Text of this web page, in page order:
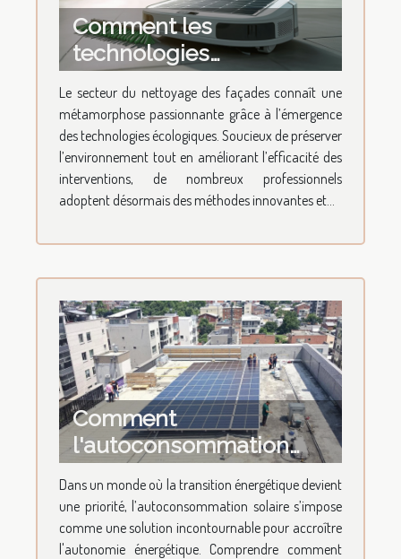
Comment les
technologies
écologiques
transforment le
nettoyage des façades ?
Le secteur du nettoyage des façades connaît une
métamorphose passionnante grâce à l’émergence
des technologies écologiques. Soucieux de préserver
l’environnement tout en améliorant l’efficacité des
interventions, de nombreux professionnels
adoptent désormais des méthodes innovantes et...
Comment
l'autoconsommation
solaire améliore-t-elle
l'autonomie énergétique
?
Dans un monde où la transition énergétique devient
une priorité, l’autoconsommation solaire s’impose
comme une solution incontournable pour accroître
l'autonomie énergétique. Comprendre comment